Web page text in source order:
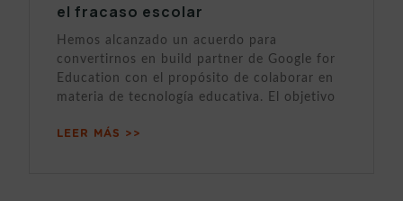
el fracaso escolar
Hemos alcanzado un acuerdo para
convertirnos en build partner de Google for
Education con el propósito de colaborar en
materia de tecnología educativa. El objetivo
LEER MÁS >>